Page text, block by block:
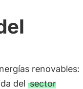
renovables:
del sector